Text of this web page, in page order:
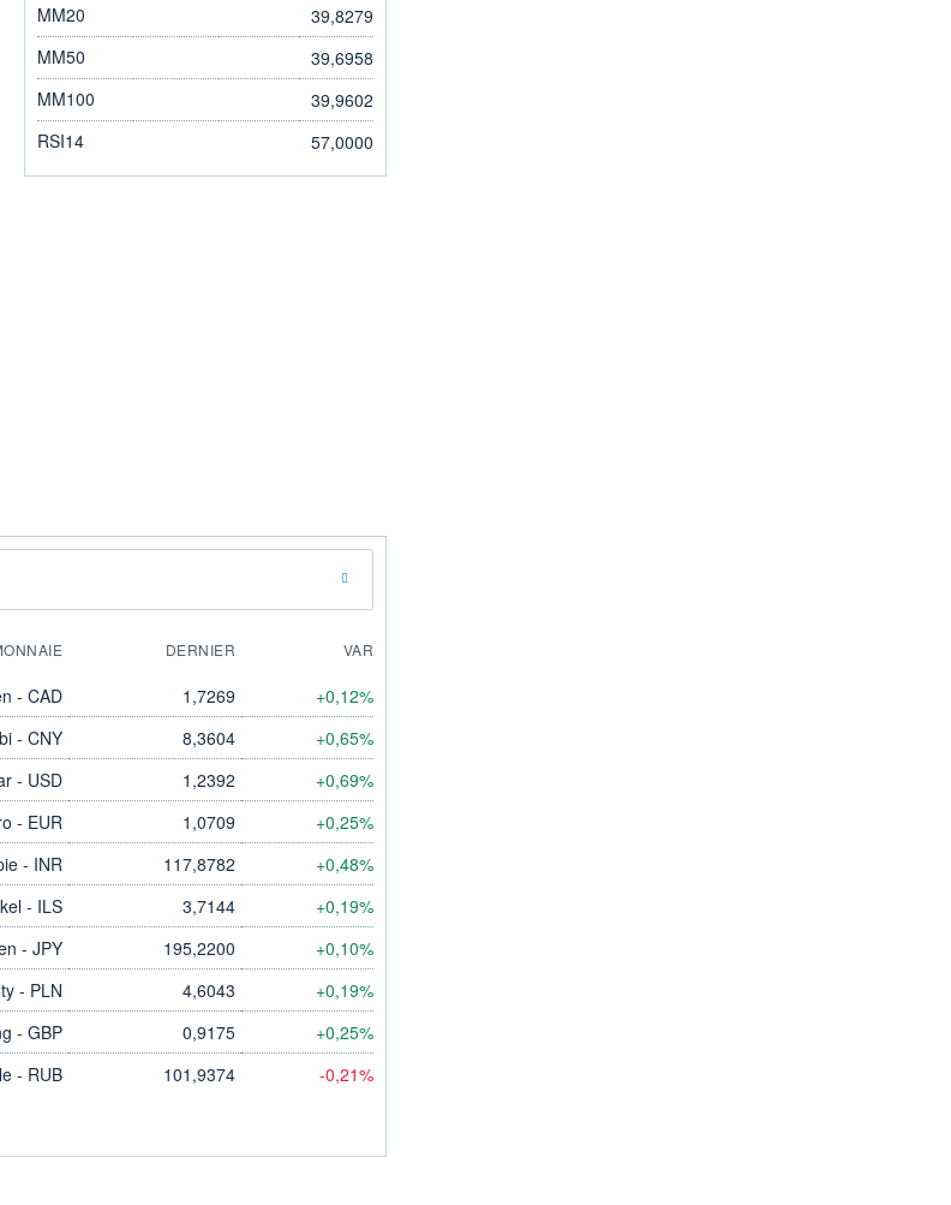
MM20
39,8279
MM50
39,6958
MM100
39,9602
RSI14
57,0000
DERNIER VAR
- CAD 1,7269 +0,12%
- CNY 8,3604 +0,65%
- USD 1,2392 +0,69%
- EUR 1,0709 +0,25%
- INR 117,8782 +0,48%
- ILS 3,7144 +0,19%
- JPY 195,2200 +0,10%
- PLN 4,6043 +0,19%
- GBP 0,9175 +0,25%
- RUB 101,9374 -0,21%